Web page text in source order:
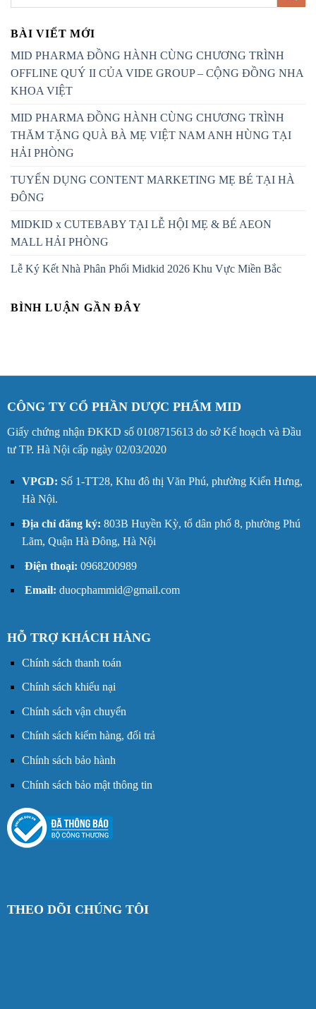
BÀI VIẾT MỚI
MID PHARMA ĐỒNG HÀNH CÙNG CHƯƠNG TRÌNH
OFFLINE QUÝ II CỦA VIDE GROUP – CỘNG ĐỒNG NHA
KHOA VIỆT
MID PHARMA ĐỒNG HÀNH CÙNG CHƯƠNG TRÌNH
THĂM TẶNG QUÀ BÀ MẸ VIỆT NAM ANH HÙNG TẠI
HẢI PHÒNG
TUYỂN DỤNG CONTENT MARKETING MẸ BÉ TẠI HÀ
ĐÔNG
MIDKID x CUTEBABY TẠI LỄ HỘI MẸ & BÉ AEON
MALL HẢI PHÒNG
Lễ Ký Kết Nhà Phân Phối Midkid 2026 Khu Vực Miền Bắc
BÌNH LUẬN GẦN ĐÂY
CÔNG TY CỔ PHẦN DƯỢC PHẨM MID
Giấy chứng nhận ĐKKD số 0108715613 do sở Kế hoạch và Đầu
tư TP. Hà Nội cấp ngày 02/03/2020
VPGD: Số 1-TT28, Khu đô thị Văn Phú, phường Kiến Hưng,
Hà Nội.
Địa chỉ đăng ký: 803B Huyền Kỳ, tổ dân phố 8, phường Phú
Lãm, Quận Hà Đông, Hà Nội
Điện thoại: 0968200989
Email: duocphammid@gmail.com
HỖ TRỢ KHÁCH HÀNG
Chính sách thanh toán
Chính sách khiếu nại
Chính sách vận chuyển
Chính sách kiểm hàng, đổi trả
Chính sách bảo hành
Chính sách bảo mật thông tin
THEO DÕI CHÚNG TÔI